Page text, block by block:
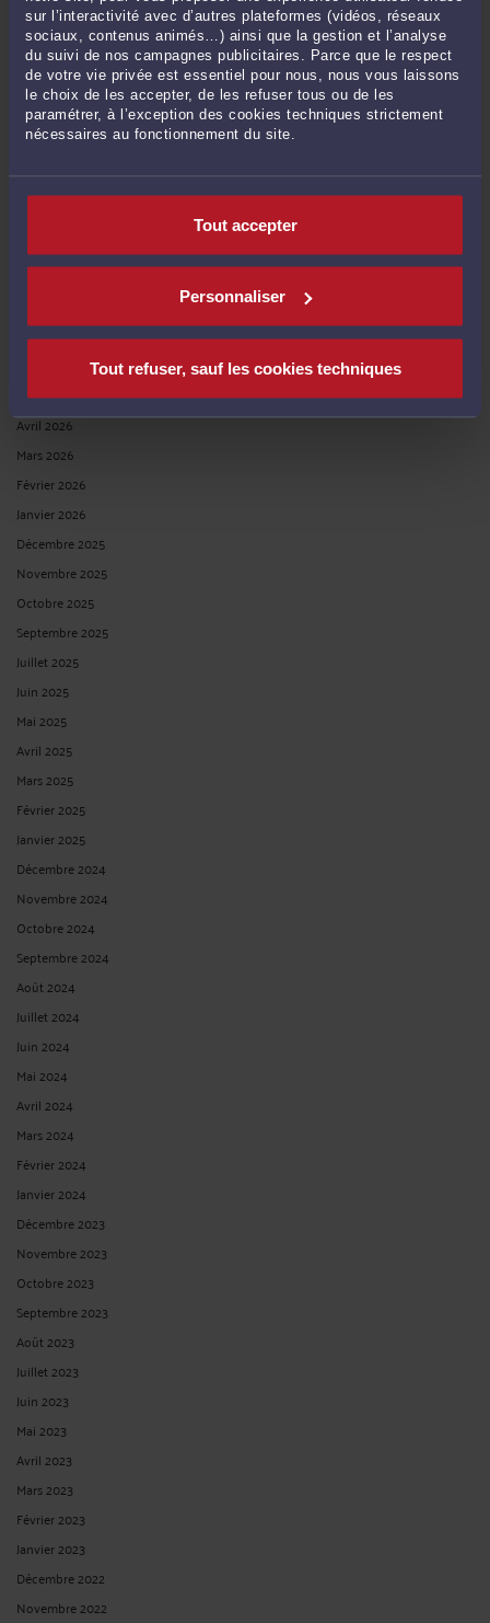
sur l’interactivité avec d’autres plateformes (vidéos, réseaux
sociaux, contenus animés…) ainsi que la gestion et l’analyse
du suivi de nos campagnes publicitaires. Parce que le respect
de votre vie privée est essentiel pour nous, nous vous laissons
le choix de les accepter, de les refuser tous ou de les
paramétrer, à l’exception des cookies techniques strictement
nécessaires au fonctionnement du site.
Tout accepter
Personnaliser
Tout refuser, sauf les cookies techniques
RECHERCHE
Publié du au
ARCHIVES
Juillet 2026
Mai 2026
Avril 2026
Mars 2026
Février 2026
Janvier 2026
Décembre 2025
Novembre 2025
Octobre 2025
Septembre 2025
Juillet 2025
Juin 2025
Mai 2025
Avril 2025
Mars 2025
Février 2025
Janvier 2025
Décembre 2024
Novembre 2024
Octobre 2024
Septembre 2024
Août 2024
Juillet 2024
Juin 2024
Mai 2024
Avril 2024
Mars 2024
Février 2024
Janvier 2024
Décembre 2023
Novembre 2023
Octobre 2023
Septembre 2023
Août 2023
Juillet 2023
Juin 2023
Mai 2023
Avril 2023
Mars 2023
Février 2023
Janvier 2023
Décembre 2022
Novembre 2022